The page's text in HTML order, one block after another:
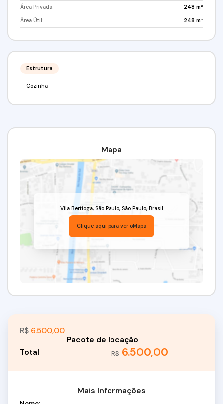
Área Privada: 248 m²
Área Útil: 248 m²
Estrutura
Cozinha
Mapa
Vila Bertioga, São Paulo, São Paulo, Brasil
Clique aqui para ver oMapa
R$ 6.500,00
R$ 6.500,00
Mais Informações